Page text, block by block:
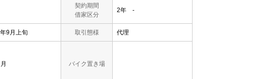
契約期間
借家区分
2年 -
9月上旬 取引態様 代理
バイク置き場